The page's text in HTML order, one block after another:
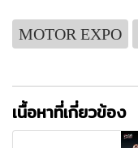
MOTOR EXPO
เนื้อหาที่เกี่ยวข้อง